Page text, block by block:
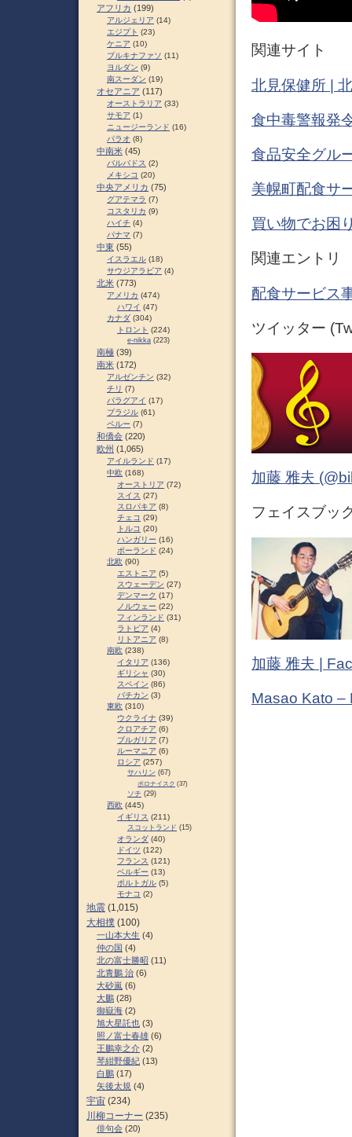
関連サイト
北見保健所 |
食中毒警報発
食品安全グル
美幌町配食サ
買い物でお困
関連エントリ
配食サービス
ツイッター
加藤 雅夫
フェイスブッ
加藤 雅夫 |
Masao Kato –
アフリカ (199)
アルジェリア (14)
エジプト (23)
ケニア (10)
ブルキナファソ (11)
ヨルダン (9)
南スーダン (19)
オセアニア (117)
オーストラリア (33)
サモア (1)
ニュージーランド (16)
パラオ (8)
中南米 (45)
バルバドス (2)
メキシコ (20)
中央アメリカ (75)
グアテマラ (7)
コスタリカ (9)
ハイチ (4)
パナマ (7)
中東 (55)
イスラエル (18)
サウジアラビア (4)
北米 (773)
アメリカ (474)
ハワイ (47)
カナダ (304)
トロント (224)
e-nikka (223)
南極 (39)
南米 (172)
アルゼンチン (32)
チリ (7)
パラグアイ (17)
ブラジル (61)
ペルー (7)
和僑会 (220)
欧州 (1,065)
アイルランド (17)
中欧 (168)
オーストリア (72)
スイス (27)
スロパキア (8)
チェコ (29)
トルコ (20)
ハンガリー (16)
ポーランド (24)
北欧 (90)
エストニア (5)
スウェーデン (27)
デンマーク (17)
ノルウェー (22)
フィンランド (31)
ラトビア (4)
リトアニア (8)
南欧 (238)
イタリア (136)
ギリシャ (30)
スペイン (86)
バチカン (3)
東欧 (310)
ウクライナ (39)
クロアチア (6)
ブルガリア (7)
ルーマニア (6)
ロシア (257)
サハリン (67)
ポロナイスク (37)
ソチ (29)
西欧 (445)
イギリス (211)
スコットランド (15)
オランダ (40)
ドイツ (122)
フランス (121)
ベルギー (13)
ポルトガル (5)
モナコ (2)
地震 (1,015)
大相撲 (100)
一山本大生 (4)
仲の国 (4)
北の富士勝昭 (11)
北青鵬 治 (6)
大砂嵐 (6)
大鵬 (28)
御嶽海 (2)
旭大星託也 (3)
照ノ富士春雄 (6)
王鵬幸之介 (2)
琴紺野優紀 (13)
白鵬 (17)
矢後太規 (4)
宇宙 (234)
川柳コーナー (235)
俳句会 (20)